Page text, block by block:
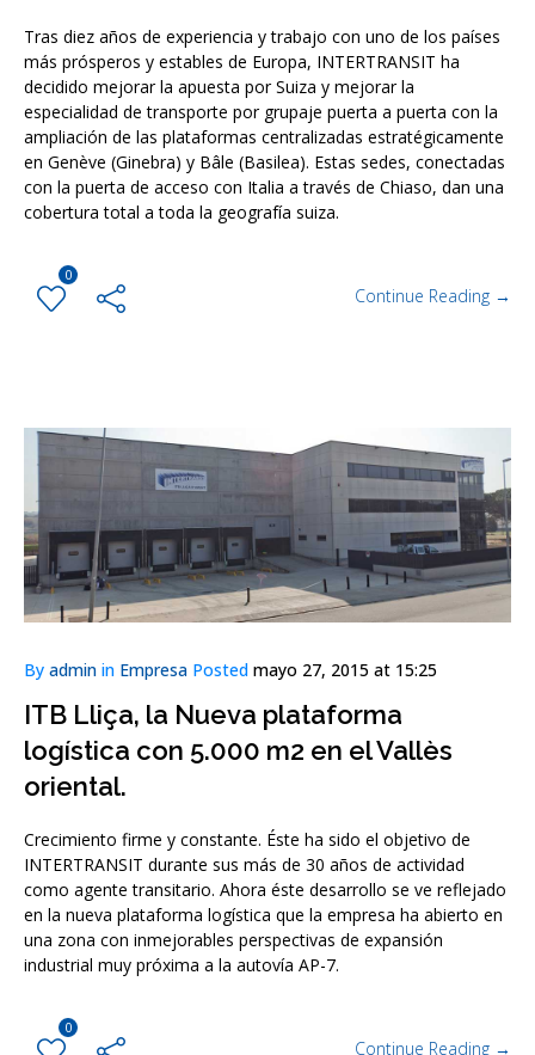
Tras diez años de experiencia y trabajo con uno de los países
más prósperos y estables de Europa, INTERTRANSIT ha
decidido mejorar la apuesta por Suiza y mejorar la
especialidad de transporte por grupaje puerta a puerta con la
ampliación de las plataformas centralizadas estratégicamente
en Genève (Ginebra) y Bâle (Basilea). Estas sedes, conectadas
con la puerta de acceso con Italia a través de Chiaso, dan una
cobertura total a toda la geografía suiza.
0
Continue Reading →
By admin in Empresa Posted mayo 27, 2015 at 15:25
ITB Lliça, la Nueva plataforma
logística con 5.000 m2 en el Vallès
oriental.
Crecimiento firme y constante. Éste ha sido el objetivo de
INTERTRANSIT durante sus más de 30 años de actividad
como agente transitario. Ahora éste desarrollo se ve reflejado
en la nueva plataforma logística que la empresa ha abierto en
una zona con inmejorables perspectivas de expansión
industrial muy próxima a la autovía AP-7.
0
Continue Reading →